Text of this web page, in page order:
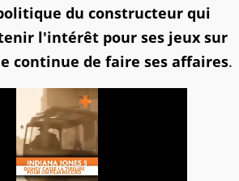
du constructeur qui
l'intérêt pour ses jeux sur
continue de faire ses affaires.